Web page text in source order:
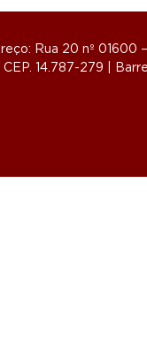
Rua 20 nº 01600
CEP. 14.787-279 |